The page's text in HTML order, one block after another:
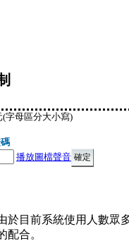
字母區分大小寫)
播放圖檔聲音
於目前系統使用人數眾
配合。